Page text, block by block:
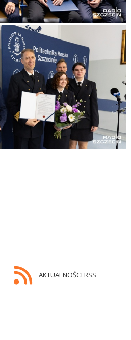
AKTUALNOŚCI RSS